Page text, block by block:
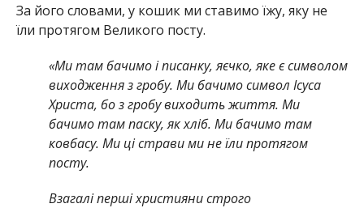
За його словами, у кошик ми ставимо їжу, яку не
їли протягом Великого посту.
«Ми там бачимо і писанку, яєчко, яке є символом
виходження з гробу. Ми бачимо символ Ісуса
Христа, бо з гробу виходить життя. Ми
бачимо там паску, як хліб. Ми бачимо там
ковбасу. Ми ці страви ми не їли протягом
посту.
Взагалі перші християни строго